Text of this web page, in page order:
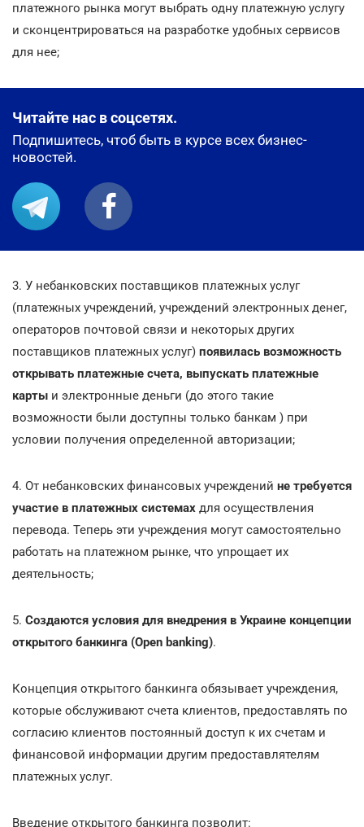
платежного рынка могут выбрать одну платежную услугу
и сконцентрироваться на разработке удобных сервисов
для нее;
Читайте нас в соцсетях.
Подпишитесь, чтоб быть в курсе всех бизнес-
новостей.
3. У небанковских поставщиков платежных услуг
(платежных учреждений, учреждений электронных денег,
операторов почтовой связи и некоторых других
поставщиков платежных услуг) появилась возможность
открывать платежные счета, выпускать платежные
карты и электронные деньги (до этого такие
возможности были доступны только банкам ) при
условии получения определенной авторизации;
4. От небанковских финансовых учреждений не требуется
участие в платежных системах для осуществления
перевода. Теперь эти учреждения могут самостоятельно
работать на платежном рынке, что упрощает их
деятельность;
5. Создаются условия для внедрения в Украине концепции
открытого банкинга (Open banking).
Концепция открытого банкинга обязывает учреждения,
которые обслуживают счета клиентов, предоставлять по
согласию клиентов постоянный доступ к их счетам и
финансовой информации другим предоставлятелям
платежных услуг.
Введение открытого банкинга позволит: